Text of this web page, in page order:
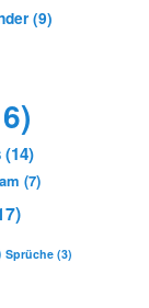
(9)
(14)
(7)
Sprüche (3)